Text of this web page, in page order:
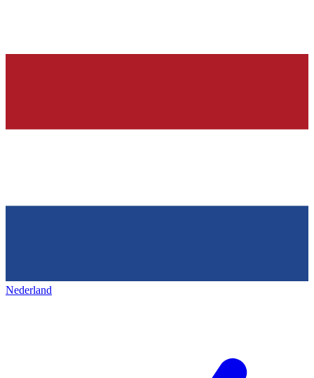
Nederland